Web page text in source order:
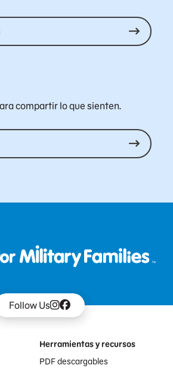
compartir lo que sienten.
Follow Us
Herramientas y recursos
PDF descargables